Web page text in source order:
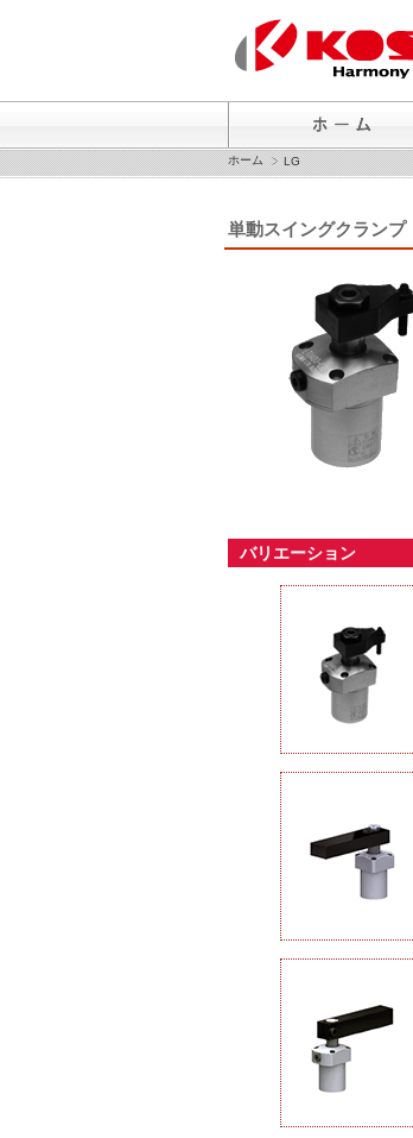
ホーム LG
単動スイングクランプ
バリエーション